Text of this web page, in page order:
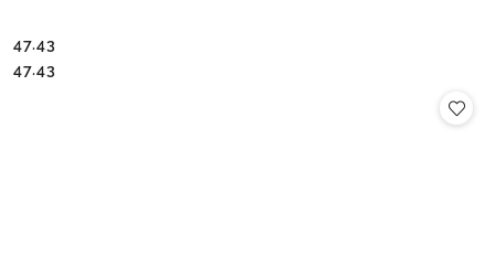
Cena:
47.43
Cena:
47.43